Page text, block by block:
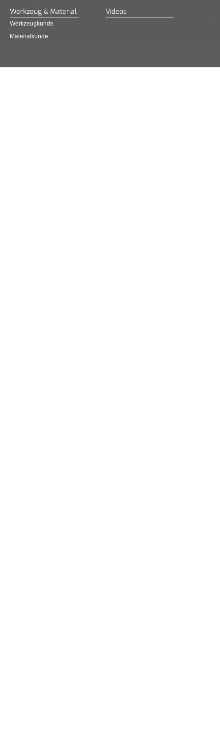
Werkzeug & Material
Werkzeugkunde
Materialkunde
Videos